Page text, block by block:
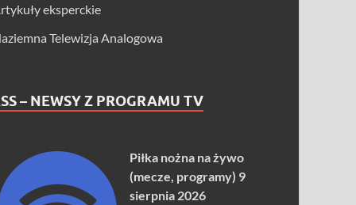
eksperckie
Telewizja Analogowa
– NEWSY Z PROGRAMU TV
Piłka nożna na żywo
(mecze, programy) 9
sierpnia 2026